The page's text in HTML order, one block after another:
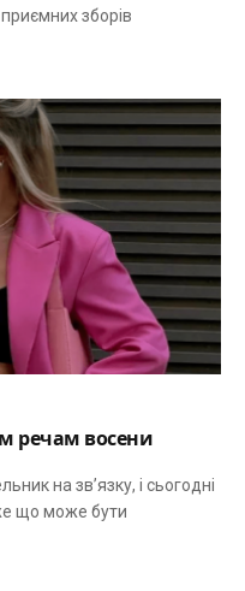
зборів
речам восени
на зв’язку, і сьогодні
що може бути